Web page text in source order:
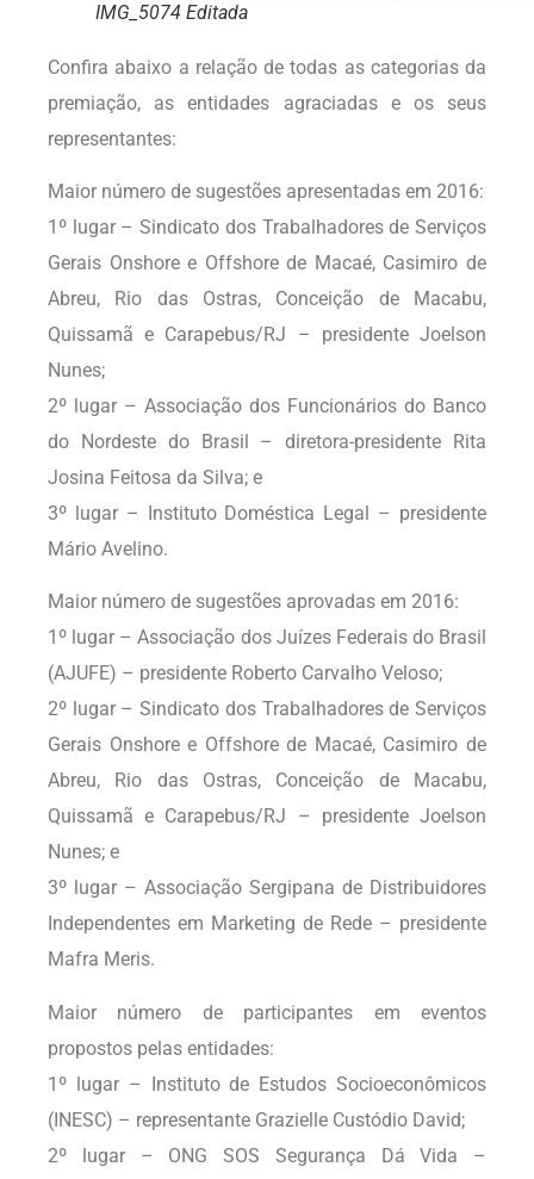
IMG_5074 Editada
Confira abaixo a relação de todas as categorias da
premiação, as entidades agraciadas e os seus
representantes:
Maior número de sugestões apresentadas em 2016:
1º lugar – Sindicato dos Trabalhadores de Serviços
Gerais Onshore e Offshore de Macaé, Casimiro de
Abreu, Rio das Ostras, Conceição de Macabu,
Quissamã e Carapebus/RJ – presidente Joelson
Nunes;
2º lugar – Associação dos Funcionários do Banco
do Nordeste do Brasil – diretora-presidente Rita
Josina Feitosa da Silva; e
3º lugar – Instituto Doméstica Legal – presidente
Mário Avelino.
Maior número de sugestões aprovadas em 2016:
1º lugar – Associação dos Juízes Federais do Brasil
(AJUFE) – presidente Roberto Carvalho Veloso;
2º lugar – Sindicato dos Trabalhadores de Serviços
Gerais Onshore e Offshore de Macaé, Casimiro de
Abreu, Rio das Ostras, Conceição de Macabu,
Quissamã e Carapebus/RJ – presidente Joelson
Nunes; e
3º lugar – Associação Sergipana de Distribuidores
Independentes em Marketing de Rede – presidente
Mafra Meris.
Maior número de participantes em eventos
propostos pelas entidades:
1º lugar – Instituto de Estudos Socioeconômicos
(INESC) – representante Grazielle Custódio David;
2º lugar – ONG SOS Segurança Dá Vida –